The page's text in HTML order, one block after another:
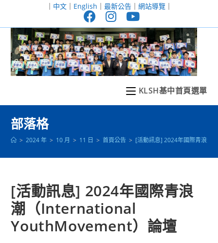
至
｜ 中文｜ English ｜ 最新公告｜ 網站導覽｜
KLSH基中首頁選單
部落格
> 2024 年 > 10 月 > 11 日 > 首頁公告 > [活動訊息] 2024年國際青浪潮
[活動訊息] 2024年國際青浪
潮（International
YouthMovement）論壇